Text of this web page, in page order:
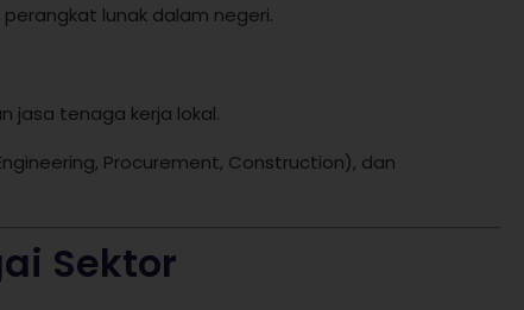
lunak dalam negeri.
jasa tenaga kerja lokal.
Procurement, Construction), dan
Sektor